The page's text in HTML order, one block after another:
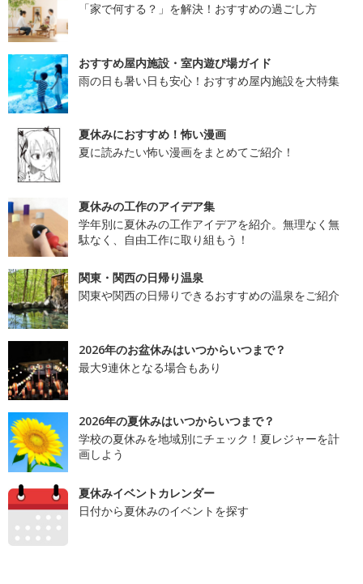
「家で何する？」を解決！おすすめの過ごし方
おすすめ屋内施設・室内遊び場ガイド
雨の日も暑い日も安心！おすすめ屋内施設を大特集
夏休みにおすすめ！怖い漫画
夏に読みたい怖い漫画をまとめてご紹介！
夏休みの工作のアイデア集
学年別に夏休みの工作アイデアを紹介。無理なく無
駄なく、自由工作に取り組もう！
関東・関西の日帰り温泉
関東や関西の日帰りできるおすすめの温泉をご紹介
2026年のお盆休みはいつからいつまで？
最大9連休となる場合もあり
2026年の夏休みはいつからいつまで？
学校の夏休みを地域別にチェック！夏レジャーを計
画しよう
夏休みイベントカレンダー
日付から夏休みのイベントを探す